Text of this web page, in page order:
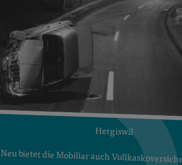
Hergiswil
Neu bietet die Mobiliar auch